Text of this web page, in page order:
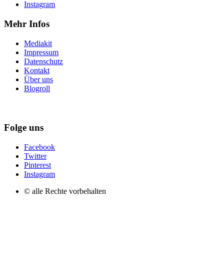
Instagram
Mehr Infos
Mediakit
Impressum
Datenschutz
Kontakt
Über uns
Blogroll
Folge uns
Facebook
Twitter
Pinterest
Instagram
© alle Rechte vorbehalten